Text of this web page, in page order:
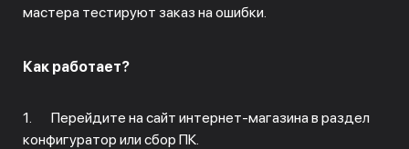
мастера тестируют заказ на ошибки.
Как работает?
1. Перейдите на сайт интернет-магазина в раздел
конфигуратор или сбор ПК.